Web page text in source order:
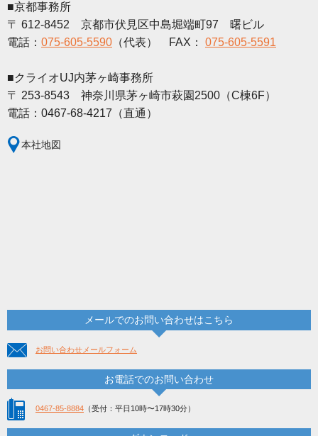
■京都事務所
〒 612-8452 京都市伏見区中島堀端町97 曙ビル
電話： 075-605-5590 （代表） FAX： 075-605-5591
■クライオUJ内茅ヶ崎事務所
〒 253-8543 神奈川県茅ヶ崎市萩園2500（C棟6F）
電話：0467-68-4217（直通）
本社地図
メールでのお問い合わせはこちら
お問い合わせメールフォーム
お電話でのお問い合わせ
0467-85-8884 （受付：平日10時〜17時30分）